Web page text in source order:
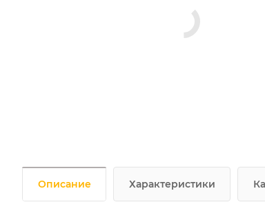
Описание Характеристики